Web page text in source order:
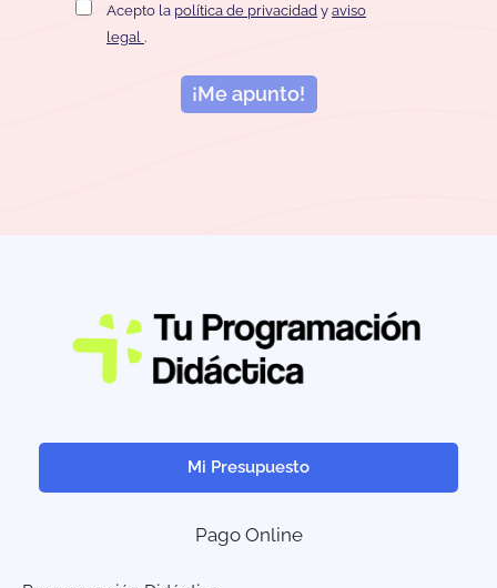
Acepto la política de privacidad y aviso
legal .
¡Me apunto!
Mi Presupuesto
Pago Online